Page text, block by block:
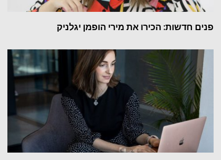
פנים חדשות: הכירו את מירי הופמן יגלניק